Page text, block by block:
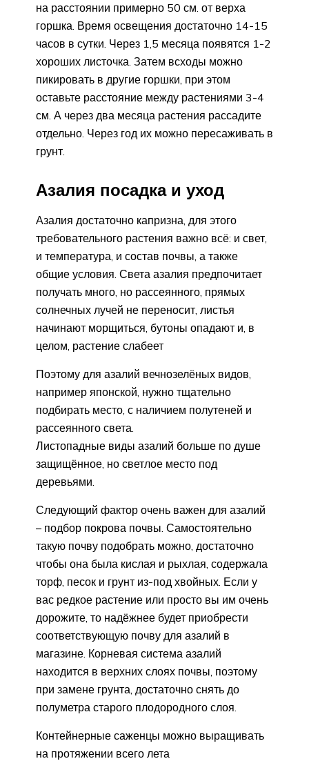
на расстоянии примерно 50 см. от верха
горшка. Время освещения достаточно 14-15
часов в сутки. Через 1,5 месяца появятся 1-2
хороших листочка. Затем всходы можно
пикировать в другие горшки, при этом
оставьте расстояние между растениями 3-4
см. А через два месяца растения рассадите
отдельно. Через год их можно пересаживать в
грунт.
Азалия посадка и уход
Азалия достаточно капризна, для этого
требовательного растения важно всё: и свет,
и температура, и состав почвы, а также
общие условия. Света азалия предпочитает
получать много, но рассеянного, прямых
солнечных лучей не переносит, листья
начинают морщиться, бутоны опадают и, в
целом, растение слабеет
Поэтому для азалий вечнозелёных видов,
например японской, нужно тщательно
подбирать место, с наличием полутеней и
рассеянного света.
Листопадные виды азалий больше по душе
защищённое, но светлое место под
деревьями.
Следующий фактор очень важен для азалий
– подбор покрова почвы. Самостоятельно
такую почву подобрать можно, достаточно
чтобы она была кислая и рыхлая, содержала
торф, песок и грунт из-под хвойных. Если у
вас редкое растение или просто вы им очень
дорожите, то надёжнее будет приобрести
соответствующую почву для азалий в
магазине. Корневая система азалий
находится в верхних слоях почвы, поэтому
при замене грунта, достаточно снять до
полуметра старого плодородного слоя.
Контейнерные саженцы можно выращивать
на протяжении всего лета